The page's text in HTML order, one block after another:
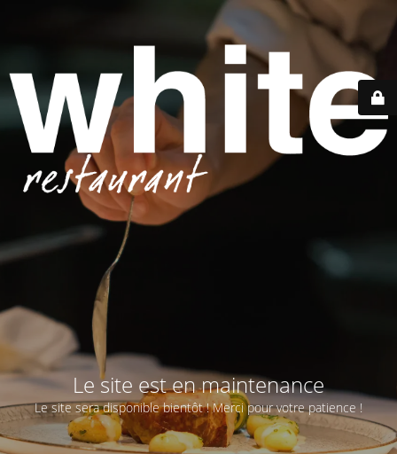
Le site est en maintenance
Le site sera disponible bientôt ! Merci pour votre patience !